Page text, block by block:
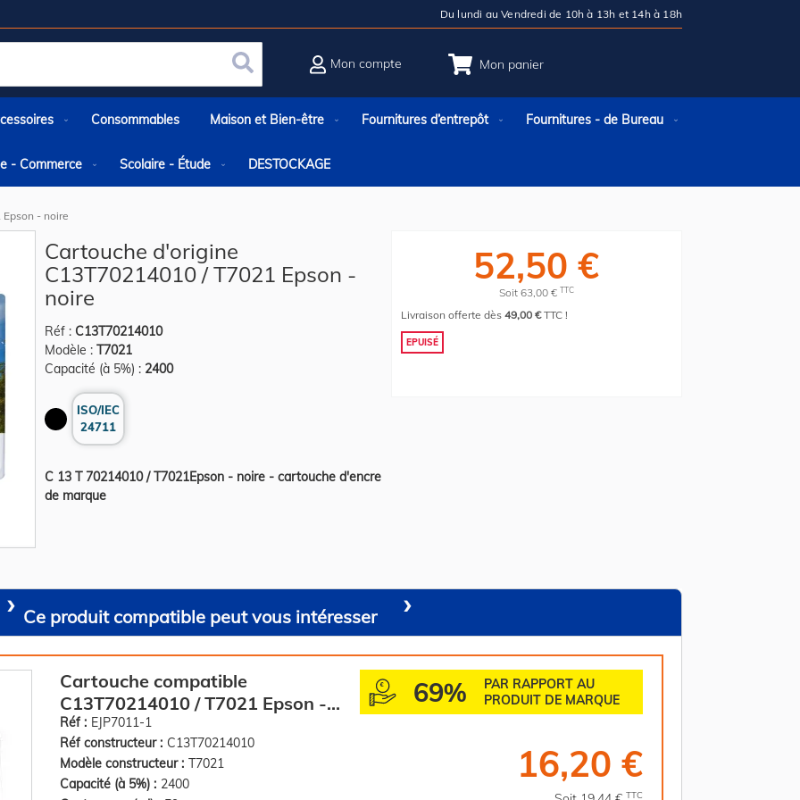
Du lundi au Vendredi de 10h à 13h et 14h à 18h
Mon panier
Rechercher
Mon compte
Consommables Maison et Bien-être Fournitures d’entrepôt Fournitures - de Bureau
- Commerce Scolaire - Étude DESTOCKAGE
- noire
Cartouche d'origine
C13T70214010 / T7021 Epson -
noire
Réf : C13T70214010
Modèle : T7021
Capacité (à 5%) : 2400
ISO/IEC
24711
C 13 T 70214010 / T7021Epson - noire - cartouche d'encre
de marque
52,50 €
Soit 63,00 € TTC
Livraison offerte dès49,00 €TTC !
EPUISÉ
Ce produit compatible peut vous intéresser
Cartouche compatible
C13T70214010 / T7021 Epson -
noire
Réf : EJP7011-1
Réf constructeur : C13T70214010
Modèle constructeur : T7021
Capacité (à 5%) : 2400
69%
PAR RAPPORT AU
PRODUIT DE MARQUE
16,20 €
TTC